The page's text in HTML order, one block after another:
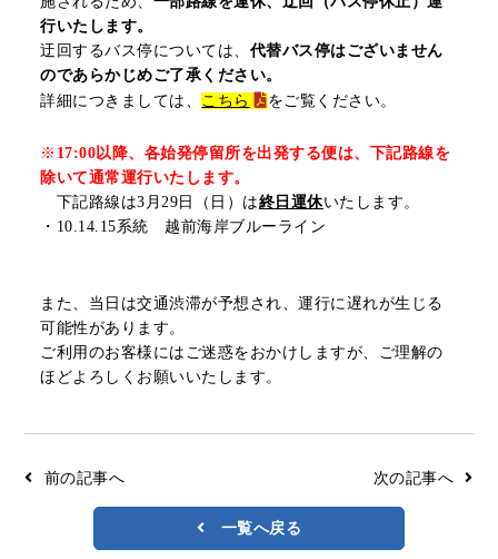
検索方法
リアルタイムバス位置＆時刻表
検索
京福バスナビ 交通系ICカード
路線検索
Googleマップ NAVITIME
行いたします。
迂回するバス停については、 代替バス停はございません
のであらかじめご了承ください。
詳細につきましては、
こちら をご覧ください。
※ 17:00以降、各始発停留所を出発する便は、下記路線を
除いて通常運行いたします。
下記路線は3月29日（日）は終日運休いたします。
・10.14.15系統 越前海岸ブルーライン
また、当日は交通渋滞が予想され、運行に遅れが生じる
可能性があります。
ご利用のお客様にはご迷惑をおかけしますが、ご理解の
ほどよろしくお願いいたします。
前の記事へ 次の記事へ
一覧へ戻る